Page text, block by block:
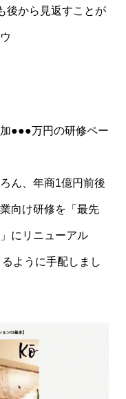
後から見返すことが
●●●万円の研修ペー
ん、年商1億円前後
向け研修を「最先
にリニューアル
ように手配しまし